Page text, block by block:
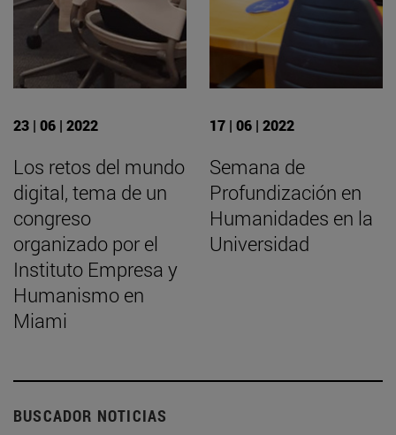
23 | 06 | 2022
Los retos del mundo
digital, tema de un
congreso
organizado por el
Instituto Empresa y
Humanismo en
Miami
17 | 06 | 2022
Semana de
Profundización en
Humanidades en la
Universidad
BUSCADOR NOTICIAS